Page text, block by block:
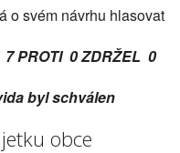
o svém návrhu hlasovat
PROTI 0 ZDRŽEL 0
byl schválen
obce